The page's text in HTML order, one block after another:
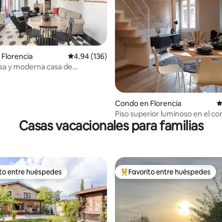
de 5, 160 reseñasCalificación promedio: 4.94 de 5, 136 reseñas
4.94 (136)
y moderna casa de
Condo en Florencia
Piso superior luminoso en el
Florencia
Casas vacacionales para familias
huéspedes preferido
entre huéspedes Favorito entre huéspedes
Favorito entre huéspedes